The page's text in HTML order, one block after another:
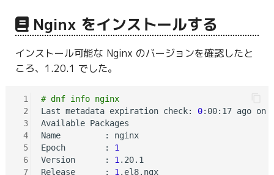
Nginx をインストールする
インストール可能な Nginx のバージョンを確認したと
ころ、1.20.1 でした。
1
2
3
4
5
6
7
# dnf info nginx
Last metadata expiration check: 0:00:17 ago on
Available Packages
Name         : nginx
Epoch        : 1
Version      : 1 .20.1
Release      : 1 .el8.ngx